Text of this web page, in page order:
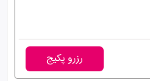
رزرو پکیج